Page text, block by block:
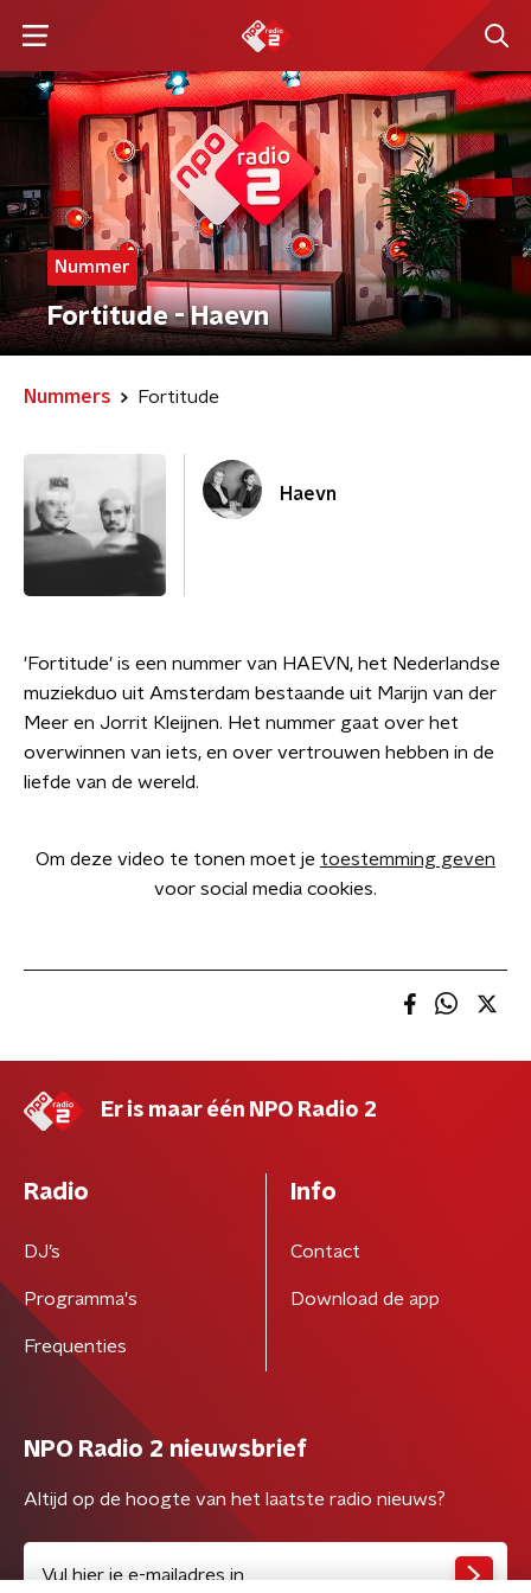
Nummer
Fortitude - Haevn
Nummers Fortitude
Haevn
'Fortitude' is een nummer van HAEVN, het Nederlandse
muziekduo uit Amsterdam bestaande uit Marijn van der
Meer en Jorrit Kleijnen. Het nummer gaat over het
overwinnen van iets, en over vertrouwen hebben in de
liefde van de wereld.
Om deze video te tonen moet je toestemming geven
voor social media cookies.
Er is maar één NPO Radio 2
Radio
DJ’s
Programma's
Frequenties
Info
Contact
Download de app
NPO Radio 2 nieuwsbrief
Altijd op de hoogte van het laatste radio nieuws?